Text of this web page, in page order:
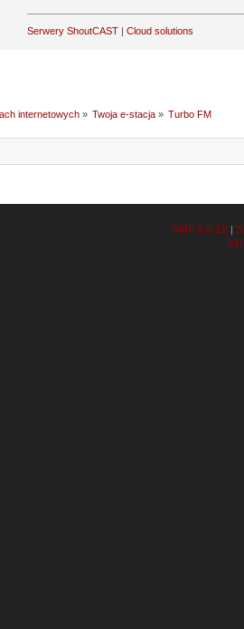
Serwery ShoutCAST| Cloud solutions
internetowych» Twoja e-stacja» Turbo FM
SMF 2.0.19 |